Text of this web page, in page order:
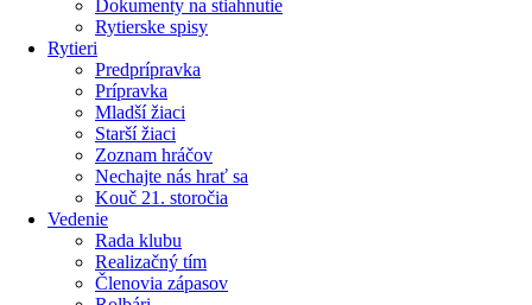
Dokumenty na stiahnutie
Rytierske spisy
Rytieri
Predprípravka
Prípravka
Mladší žiaci
Starší žiaci
Zoznam hráčov
Nechajte nás hrať sa
Kouč 21. storočia
Vedenie
Rada klubu
Realizačný tím
Členovia zápasov